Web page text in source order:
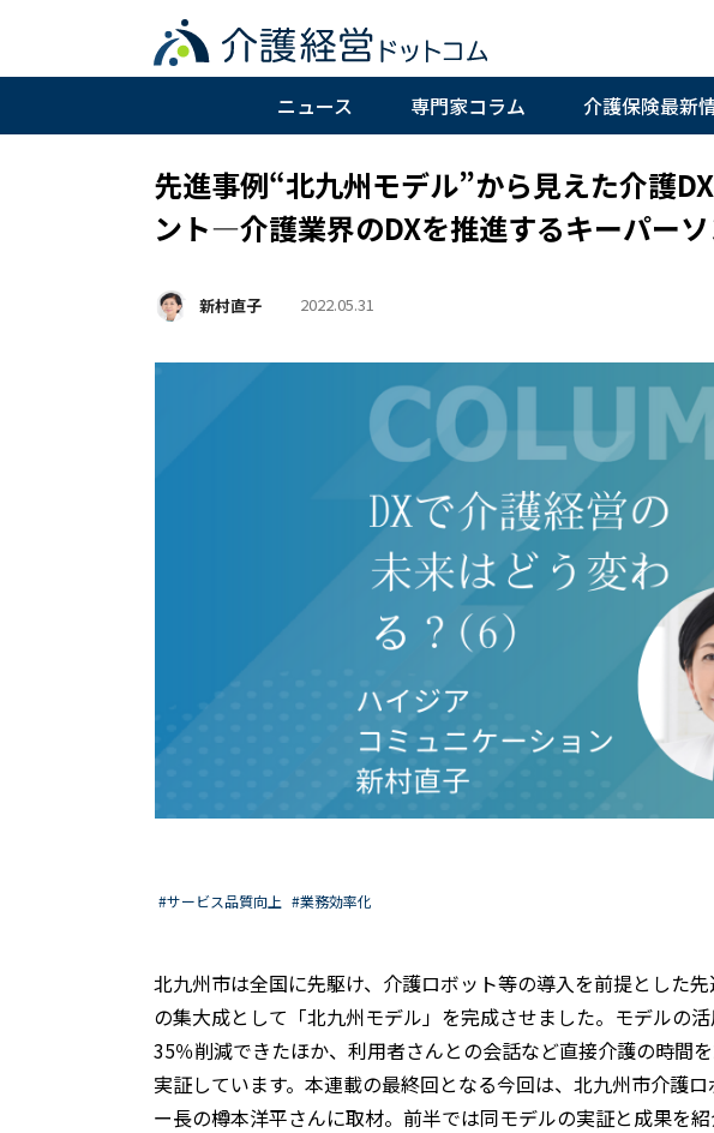
ニュース 専門家コラム 介護保険最新
先進事例“北九州モデル”から見えた介護
ント―介護業界のDXを推進するキーパー
新村直子 2022.05.31
#サービス品質向上 #業務効率化
北九州市は全国に先駆け、介護ロボット等の導入を前提とした
の集大成として「北九州モデル」を完成させました。モデルの
35％削減できたほか、利用者さんとの会話など直接介護の時間
実証しています。本連載の最終回となる今回は、北九州市介護
ー長の樽本洋平さんに取材。前半では同モデルの実証と成果を